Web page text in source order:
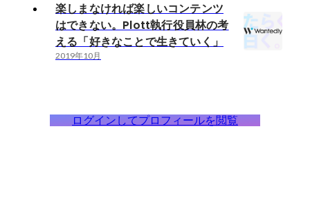
楽しまなければ楽しいコンテンツ
はできない。Plott執行役員林の考
える「好きなことで生きていく」
2019年10月
ログインしてプロフィールを閲覧